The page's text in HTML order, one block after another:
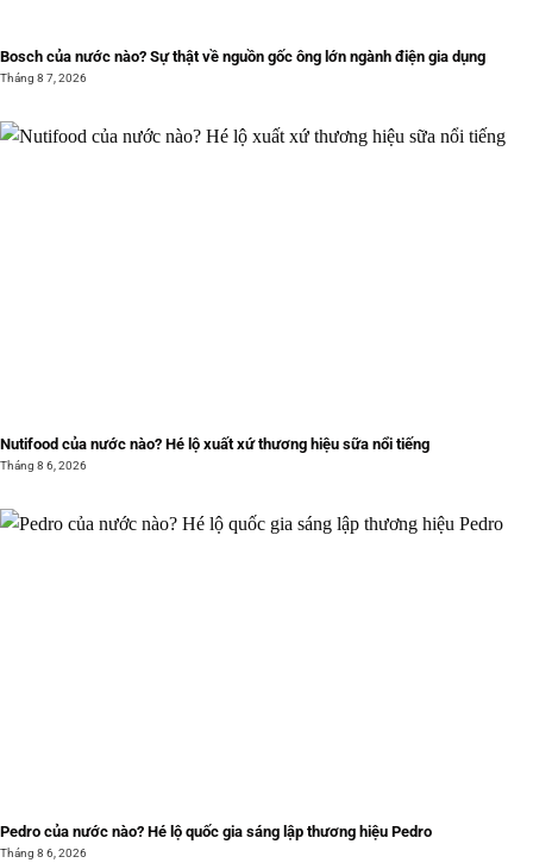
Bosch của nước nào? Sự thật về nguồn gốc ông lớn ngành điện gia dụng
Tháng 8 7, 2026
Nutifood của nước nào? Hé lộ xuất xứ thương hiệu sữa nổi tiếng
Tháng 8 6, 2026
Pedro của nước nào? Hé lộ quốc gia sáng lập thương hiệu Pedro
Tháng 8 6, 2026